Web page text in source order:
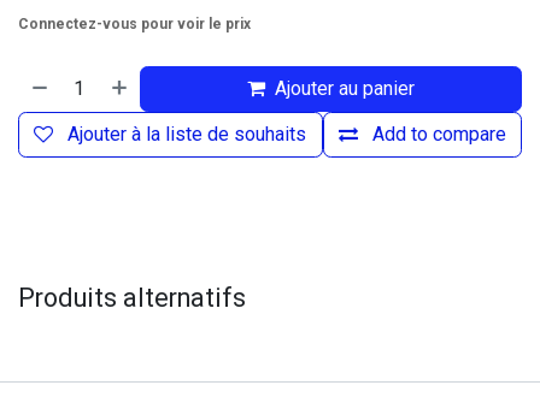
Connectez-vous pour voir le prix
Ajouter au panier
Add to compare
Ajouter à la liste de souhaits
Produits alternatifs